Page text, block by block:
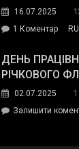
16.07.2025
1 Коментардо RU
ДЕНЬ
РІЧКОВОГО
02.07.2025
Залишити